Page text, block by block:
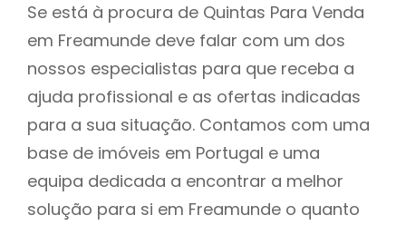
Se está à procura de Quintas Para Venda
em Freamunde deve falar com um dos
nossos especialistas para que receba a
ajuda profissional e as ofertas indicadas
para a sua situação. Contamos com uma
base de imóveis em Portugal e uma
equipa dedicada a encontrar a melhor
solução para si em Freamunde o quanto